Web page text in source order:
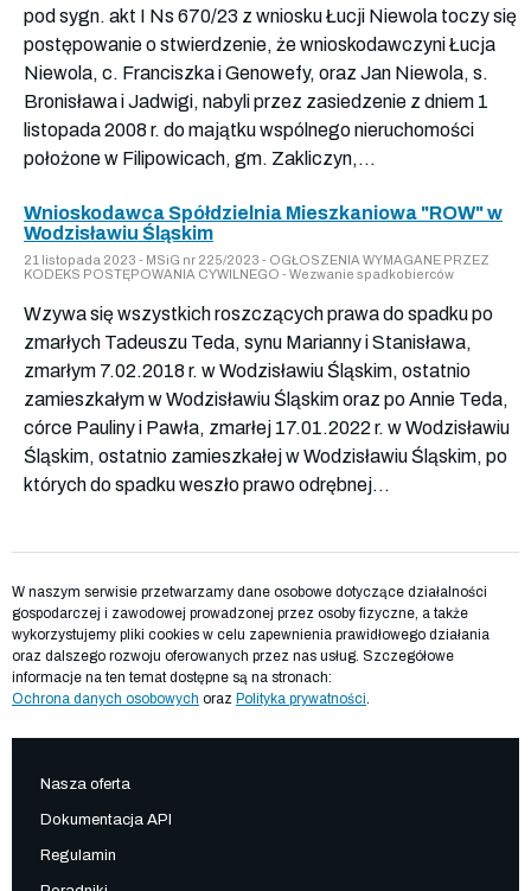
pod sygn. akt I Ns 670/23 z wniosku Łucji Niewola toczy się
postępowanie o stwierdzenie, że wnioskodawczyni Łucja
Niewola, c. Franciszka i Genowefy, oraz Jan Niewola, s.
Bronisława i Jadwigi, nabyli przez zasiedzenie z dniem 1
listopada 2008 r. do majątku wspólnego nieruchomości
położone w Filipowicach, gm. Zakliczyn,...
Wnioskodawca Spółdzielnia Mieszkaniowa "ROW" w
Wodzisławiu Śląskim
21 listopada 2023 - MSiG nr 225/2023 - OGŁOSZENIA WYMAGANE PRZEZ
KODEKS POSTĘPOWANIA CYWILNEGO - Wezwanie spadkobierców
Wzywa się wszystkich roszczących prawa do spadku po
zmarłych Tadeuszu Teda, synu Marianny i Stanisława,
zmarłym 7.02.2018 r. w Wodzisławiu Śląskim, ostatnio
zamieszkałym w Wodzisławiu Śląskim oraz po Annie Teda,
córce Pauliny i Pawła, zmarłej 17.01.2022 r. w Wodzisławiu
Śląskim, ostatnio zamieszkałej w Wodzisławiu Śląskim, po
których do spadku weszło prawo odrębnej...
W naszym serwisie przetwarzamy dane osobowe dotyczące działalności
gospodarczej i zawodowej prowadzonej przez osoby fizyczne, a także
wykorzystujemy pliki cookies w celu zapewnienia prawidłowego działania
oraz dalszego rozwoju oferowanych przez nas usług. Szczegółowe
informacje na ten temat dostępne są na stronach:
Ochrona danych osobowych oraz Polityka prywatności.
Nasza oferta
Dokumentacja API
Regulamin